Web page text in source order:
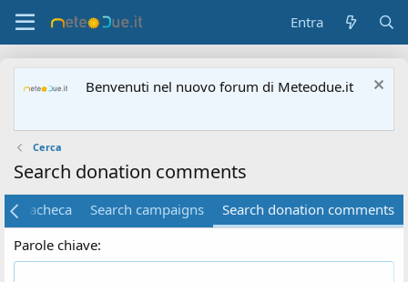
Entra
Benvenuti nel nuovo forum di Meteodue.it
Cerca
Search donation comments
bacheca Search campaigns
Search donation comments
Parole chiave